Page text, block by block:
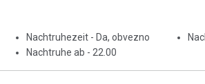
Nachtruhezeit - Da, obvezno
Nachtruhe ab - 22.00